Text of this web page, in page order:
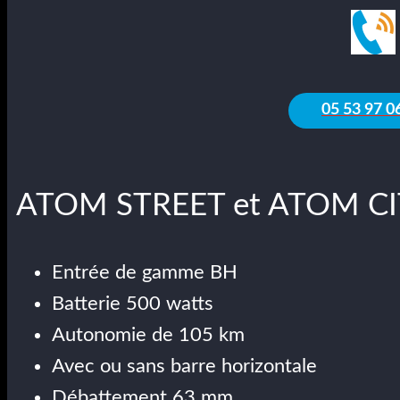
05 53 97
ATOM STREET et ATOM
Entrée de gamme BH
Batterie 500 watts
Autonomie de 105 km
Avec ou sans barre horizontale